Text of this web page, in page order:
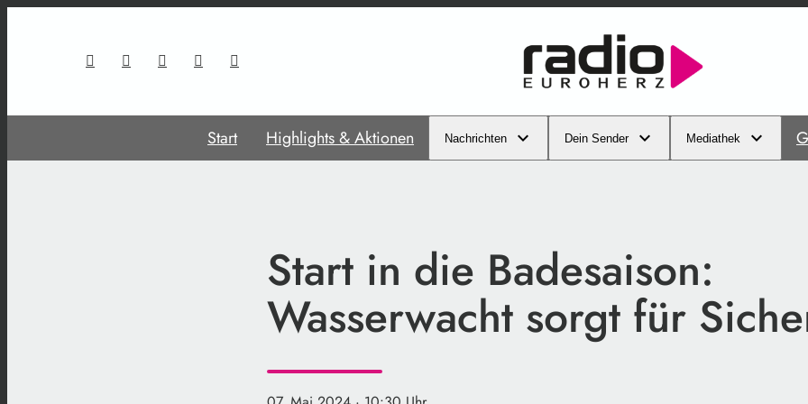
Start Highlights & Aktionen Nachrichten Dein Sender Mediathek
Start in die Badesaison:
Wasserwacht sorgt für